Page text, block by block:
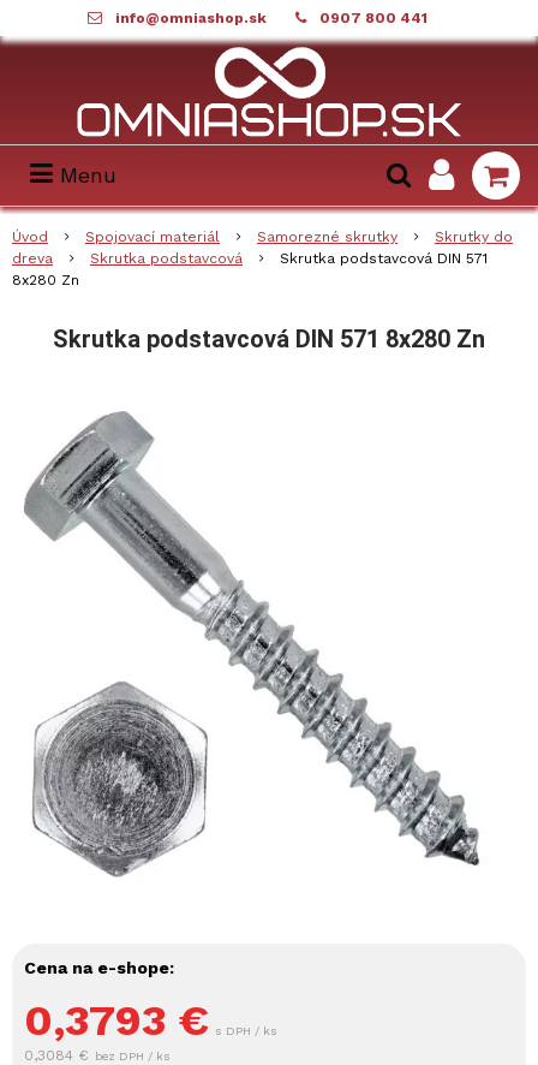
info@omniashop.sk 0907 800 441
Menu
Úvod Spojovací materiál Samorezné skrutky
Skrutky do
dreva
Skrutka podstavcová
Skrutka podstavcová DIN 571
8x280 Zn
Skrutka podstavcová DIN 571 8x280 Zn
Cena na e-shope:
0,3793 € s DPH / ks
0,3084 € bez DPH / ks